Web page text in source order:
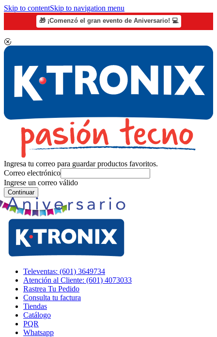
Skip to contentSkip to navigation menu
🎁 ¡Comenzó el gran evento de Aniversario! 💻
Ingresa tu correo para guardar productos favoritos.
Correo electrónico
Ingrese un correo válido
Continuar
Televentas: (601) 3649734
Atención al Cliente: (601) 4073033
Rastrea Tu Pedido
Consulta tu factura
Tiendas
Catálogo
PQR
Whatsapp